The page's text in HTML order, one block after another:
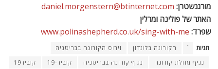
מורגנשטרן: daniel.morgenstern@btinternet.com
האתר של פולינה ומרלין
שפרד: www.polinashepherd.co.uk/sing-with-me
תגיות ֿ הקורונה בלונדון
וירוס הקורונה בבריטניה
נגיף מחלת קורונה
נגיף קורונה בבריטניה קוביד-19
קוביד19